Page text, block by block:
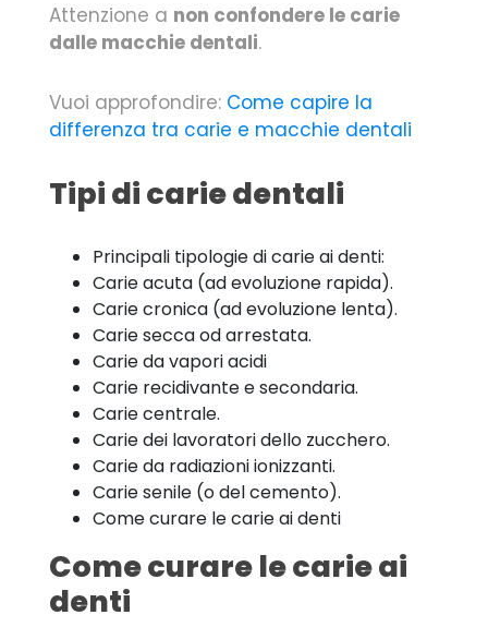
Attenzione a non confondere le carie
dalle macchie dentali.
Vuoi approfondire: Come capire la
differenza tra carie e macchie dentali
Tipi di carie dentali
Principali tipologie di carie ai denti:
Carie acuta (ad evoluzione rapida).
Carie cronica (ad evoluzione lenta).
Carie secca od arrestata.
Carie da vapori acidi
Carie recidivante e secondaria.
Carie centrale.
Carie dei lavoratori dello zucchero.
Carie da radiazioni ionizzanti.
Carie senile (o del cemento).
Come curare le carie ai denti
Come curare le carie ai
denti